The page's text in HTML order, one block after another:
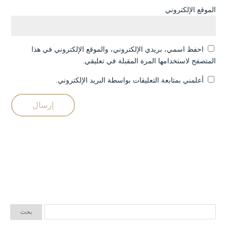
الموقع الإلكتروني
احفظ اسمي، بريدي الإلكتروني، والموقع الإلكتروني في هذا
المتصفح لاستخدامها المرة المقبلة في تعليقي.
أعلمني بمتابعة التعليقات بواسطة البريد الإلكتروني.